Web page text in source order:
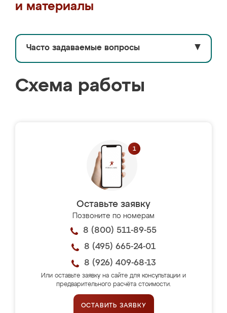
и материалы
Часто задаваемые вопросы ▼
Схема работы
Оставьте заявку
Позвоните по номерам
8 (800) 511-89-55
8 (495) 665-24-01
8 (926) 409-68-13
Или оставьте заявку на сайте для консультации и
предварительного расчёта стоимости.
ОСТАВИТЬ ЗАЯВКУ